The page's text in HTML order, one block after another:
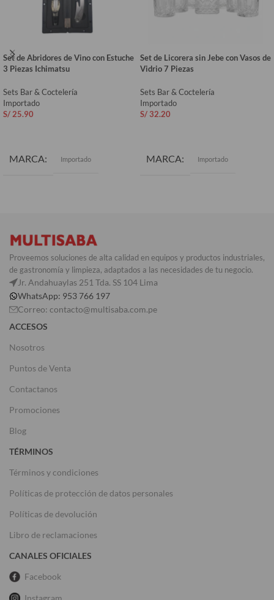
Set de Abridores de Vino con Estuche
3 Piezas Ichimatsu
Sets Bar & Coctelería
Importado
S/ 25.90
MARCA Importado
Set de Licorera sin Jebe con Vasos de
Vidrio 7 Piezas
Sets Bar & Coctelería
Importado
S/ 32.20
MARCA Importado
Proveemos soluciones de alta calidad en equipos y productos industriales,
de gastronomía y limpieza, adaptados a las necesidades de tu negocio.
Jr. Andahuaylas 251 Tda. SS 104 Lima
WhatsApp: 953 766 197
Correo: contacto@multisaba.com.pe
ACCESOS
Nosotros
Puntos de Venta
Contactanos
Promociones
Blog
TÉRMINOS
Términos y condiciones
Políticas de protección de datos personales
Políticas de devolución
Libro de reclamaciones
CANALES OFICIALES
Facebook
Instagram